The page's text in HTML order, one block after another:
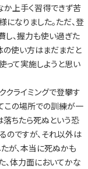
上手く習得できず苦
なりました。ただ、登
、握力も使い過ぎた
の使い方はまだまだと
って実施しようと思い
クライミングで登攀す
この場所での訓練が一
落ちたら死ぬという恐
のですが、それ以外は
が、本当に死ぬかも
、体力面においてかな